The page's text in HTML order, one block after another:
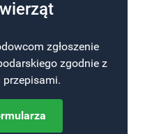
zgłoszenie
zgodnie z